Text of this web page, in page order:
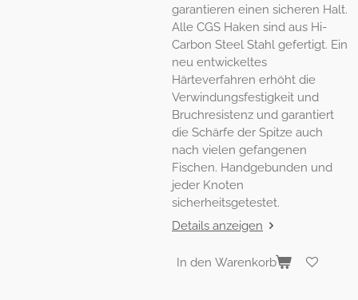
garantieren einen sicheren Halt.
Alle CGS Haken sind aus Hi-
Carbon Steel Stahl gefertigt. Ein
neu entwickeltes
Härteverfahren erhöht die
Verwindungsfestigkeit und
Bruchresistenz und garantiert
die Schärfe der Spitze auch
nach vielen gefangenen
Fischen. Handgebunden und
jeder Knoten
sicherheitsgetestet.
Details anzeigen
In den Warenkorb